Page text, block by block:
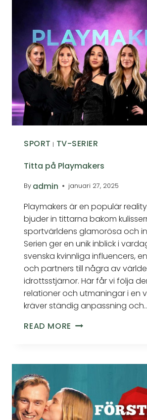
SPORT | TV-SERIER
Titta på Playmakers
By admin januari 27, 2025
Playmakers är en populär
bjuder in tittarna bakom
sportvärldens glamorösa och
Serien ger en unik inblick i
svenska kvinnliga influencers,
och partners till några av
idrottsstjärnor. Här får vi följa
relationer och utmaningar i en
kräver ständig anpassning
READ MORE